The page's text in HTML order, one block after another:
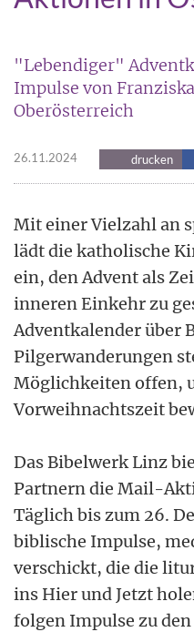
"Lebendiger"
Impulse von
Oberösterreich
26.11.2024 drucken
Mit einer Vielzahl an
lädt die katholische
ein, den Advent als
inneren Einkehr zu
Adventkalender über
Pilgerwanderungen
Möglichkeiten offen,
Vorweihnachtszeit
Das Bibelwerk Linz
Partnern die Mail-
Täglich bis zum 26.
biblische Impulse,
verschickt, die die
ins Hier und Jetzt
folgen Impulse zu